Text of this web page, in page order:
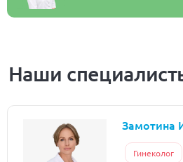
Наши
Замотина
Гинеколог